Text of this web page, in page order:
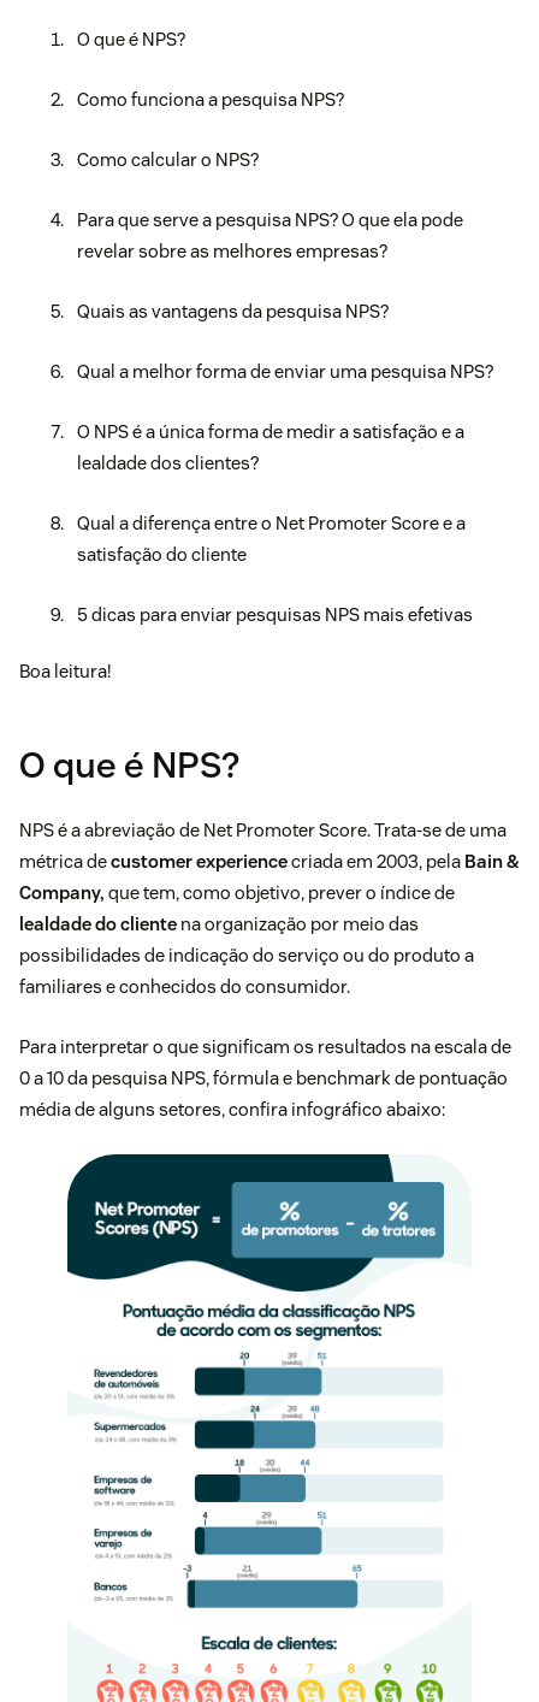
O que é NPS?
Como funciona a pesquisa NPS?
Como calcular o NPS?
Para que serve a pesquisa NPS? O que ela pode
revelar sobre as melhores empresas?
Quais as vantagens da pesquisa NPS?
Qual a melhor forma de enviar uma pesquisa NPS?
O NPS é a única forma de medir a satisfação e a
lealdade dos clientes?
Qual a diferença entre o Net Promoter Score e a
satisfação do cliente
5 dicas para enviar pesquisas NPS mais efetivas
Boa leitura!
O que é NPS?
NPS é a abreviação de Net Promoter Score. Trata-se de uma
métrica decustomer experiencecriada em 2003, pela Bain &
Company, que tem, como objetivo, prever o índice de
lealdade do cliente na organização por meio das
possibilidades de indicação do serviço ou do produto a
familiares e conhecidos do consumidor.
Para interpretar o que significam os resultados na escala de
0 a 10 da pesquisa NPS, fórmula e benchmark de pontuação
média de alguns setores, confira infográfico abaixo: